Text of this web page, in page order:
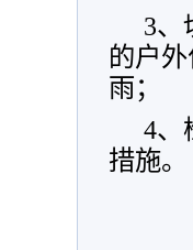
3、
的户
雨；
4、
措施。